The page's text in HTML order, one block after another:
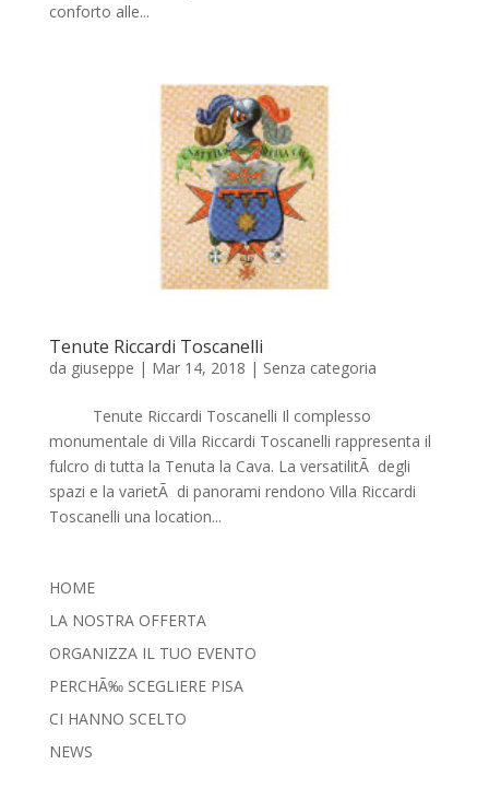
conforto alle...
Tenute Riccardi Toscanelli
da giuseppe | Mar 14, 2018 | Senza categoria
Tenute Riccardi Toscanelli Il complesso
monumentale di Villa Riccardi Toscanelli rappresenta il
fulcro di tutta la Tenuta la Cava. La versatilitÃ degli
spazi e la varietÃ di panorami rendono Villa Riccardi
Toscanelli una location...
HOME
LA NOSTRA OFFERTA
ORGANIZZA IL TUO EVENTO
PERCHÃ‰ SCEGLIERE PISA
CI HANNO SCELTO
NEWS